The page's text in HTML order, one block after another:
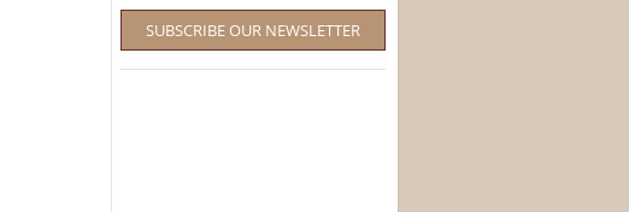
SUBSCRIBE OUR NEWSLETTER